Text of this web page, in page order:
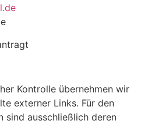
Kontrolle übernehmen wir
externer Links. Für den
sind ausschließlich deren